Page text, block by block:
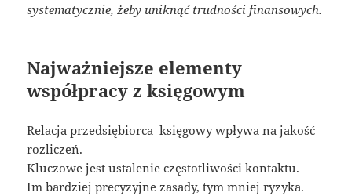
systematycznie, żeby uniknąć trudności finansowych.
Najważniejsze elementy
współpracy z księgowym
Relacja przedsiębiorca–księgowy wpływa na jakość
rozliczeń.
Kluczowe jest ustalenie częstotliwości kontaktu.
Im bardziej precyzyjne zasady, tym mniej ryzyka.